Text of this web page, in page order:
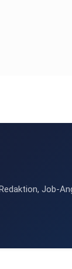
Job-